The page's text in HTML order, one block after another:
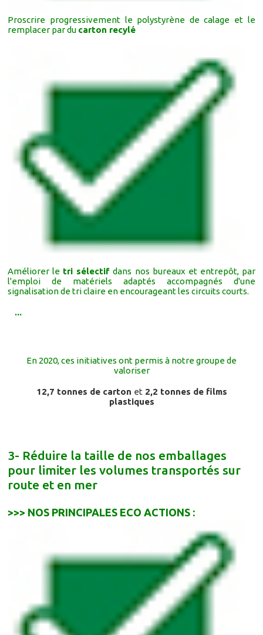
Proscrire progressivement le polystyrène de calage et le
remplacer par du carton recylé
Améliorer le tri sélectif dans nos bureaux et entrepôt, par
l'emploi de matériels adaptés accompagnés d'une
signalisation de tri claire en encourageant les circuits courts.
...
En 2020, ces initiatives ont permis à notre groupe de
valoriser
12,7 tonnes de carton et 2,2 tonnes de films
plastiques
3- Réduire la taille de nos emballages
pour limiter les volumes transportés sur
route et en mer
>>> NOS PRINCIPALES ECO ACTIONS :